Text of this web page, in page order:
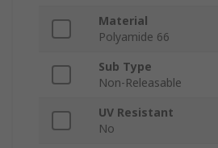
Material
Polyamide 66
Sub Type
Non-Releasable
UV Resistant
No